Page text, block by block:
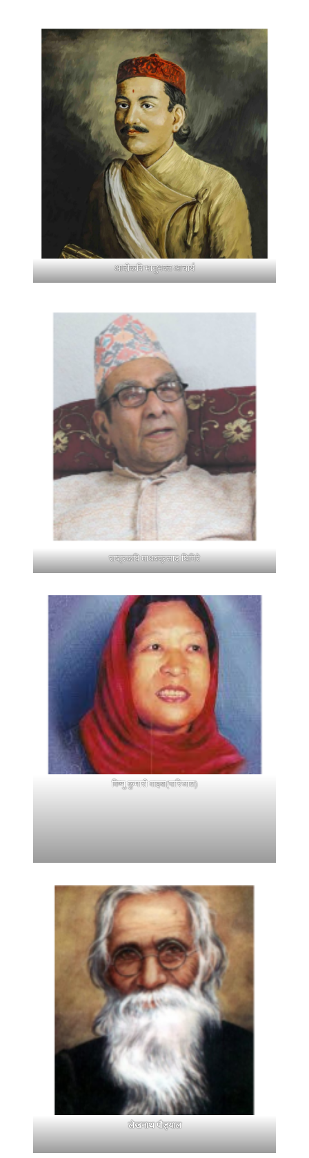
आदीकवि भानुभक्त आचार्य
राष्ट्रकवि माधवप्रसाद घिमिरे
विष्णु कुमारी वाइबा(पारिजात)
लेखनाथ पौड्याल